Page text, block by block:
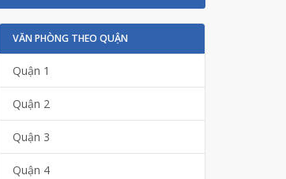
VĂN PHÒNG THEO QUẬN
Quận 1
Quận 2
Quận 3
Quận 4